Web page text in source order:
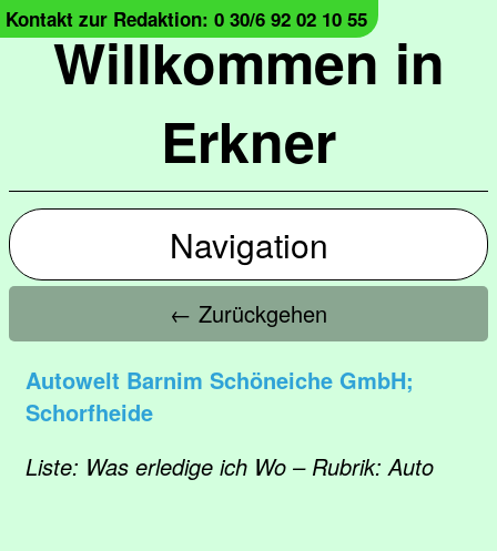
Willkommen in
Erkner
Kontakt zur Redaktion: 0 30/6 92 02 10 55
Navigation
← Zurückgehen
Autowelt Barnim Schöneiche GmbH;
Schorfheide
Liste: Was erledige ich Wo – Rubrik: Auto